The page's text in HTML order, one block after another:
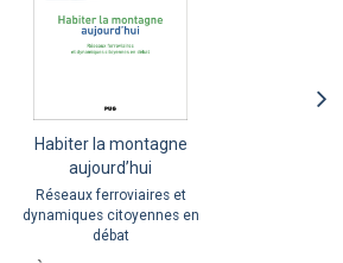
S’installer et vivre dans les
hautes vallées alpines
Trajectoires de vie, attractivité
et capacité d’adaptation des territoires
Habiter la montagne
aujourd’hui
Réseaux ferroviaires et
dynamiques citoyennes en
débat